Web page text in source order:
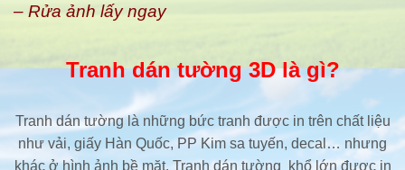
– Rửa ảnh lấy ngay
Tranh dán tường 3D là gì?
Tranh dán tường là những bức tranh được in trên chất liệu
như vải, giấy Hàn Quốc, PP Kim sa tuyến, decal… nhưng
khác ở hình ảnh bề mặt. Tranh dán tường khổ lớn được in